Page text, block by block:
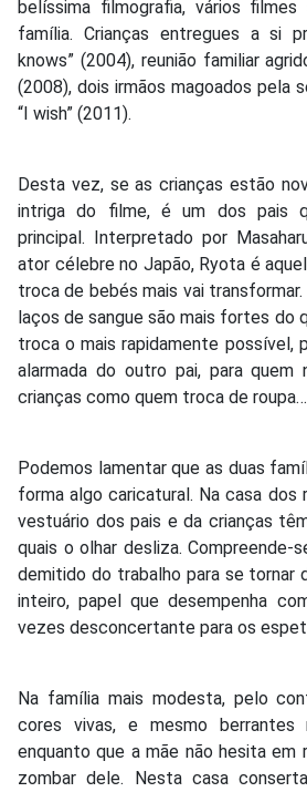
belíssima filmografia, vários
família. Crianças entregues a si
knows” (2004), reunião familiar
(2008), dois irmãos magoados pela
“I wish” (2011).
Desta vez, se as crianças estão
intriga do filme, é um dos pais
principal. Interpretado por
ator célebre no Japão, Ryota é
troca de bebés mais vai
laços de sangue são mais fortes do
troca o mais rapidamente possível,
alarmada do outro pai, para
crianças como quem troca de roupa…
Podemos lamentar que as duas
forma algo caricatural. Na casa dos
vestuário dos pais e da crianças
quais o olhar desliza. Compreende-
demitido do trabalho para se tornar
inteiro, papel que desempenha
vezes desconcertante para os
Na família mais modesta, pelo
cores vivas, e mesmo berrantes
enquanto que a mãe não hesita em
zombar dele. Nesta casa